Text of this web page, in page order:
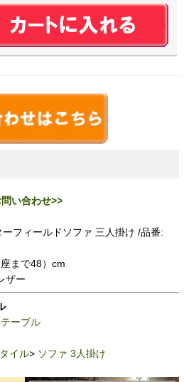
い合わせ>>
フィールドソファ 三人掛け /品番:
まで48）cm
ザー
ーブル
イル> ソファ 3人掛け